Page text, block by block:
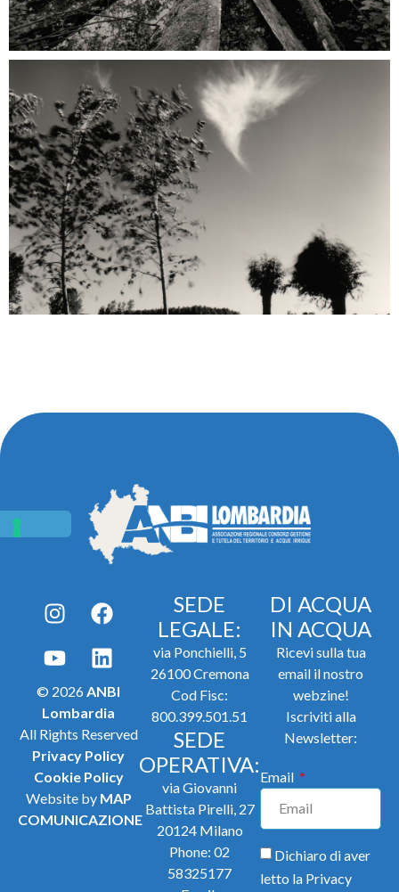
© 2026 ANBI
Lombardia
All Rights Reserved
Privacy Policy
Cookie Policy
Website by MAP
COMUNICAZIONE
SEDE
LEGALE:
via Ponchielli, 5
26100 Cremona
Cod Fisc:
800.399.501.51
SEDE
OPERATIVA:
via Giovanni
Battista Pirelli, 27
20124 Milano
Phone: 02
58325177
DI ACQUA
IN ACQUA
Ricevi sulla tua
email il nostro
webzine!
Iscriviti alla
Newsletter:
Email
Dichiaro di aver
letto la Privacy